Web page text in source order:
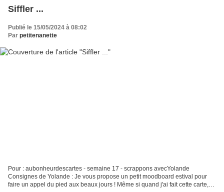
Siffler ...
Publié le 15/05/2024 à 08:02
Par petitenanette
Pour : aubonheurdescartes - semaine 17 - scrappons avecYolande
Consignes de Yolande : Je vous propose un petit moodboard estival pour
faire un appel du pied aux beaux jours ! Même si quand j'ai fait cette carte,